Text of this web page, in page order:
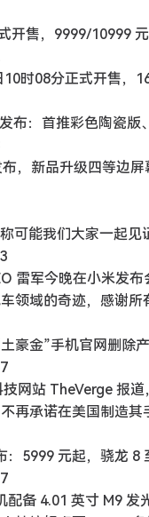
开售，9999/10999 元
时08分正式开售，
布：首推彩色陶瓷版
，新品升级四等边
可能我们大家一起
雷军今晚在小米发
领域的奇迹，感谢所
豪金”手机官网删除
网站 TheVerge 报
再承诺在美国制造其
5999 元起，骁龙
配备 4.01 英寸 M9